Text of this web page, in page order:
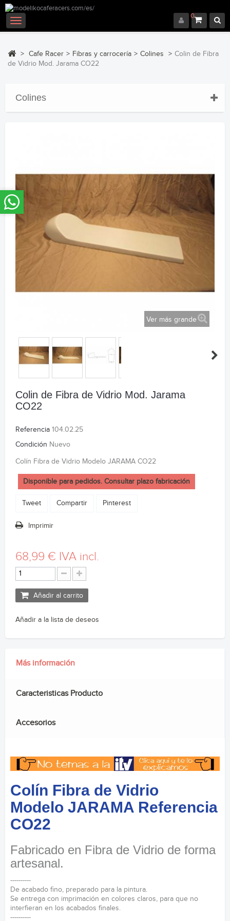
0
Navegación
Toggle
> Cafe Racer > Fibras y carrocería > Colines > Colin de Fibra
de Vidrio Mod. Jarama CO22
Colines
Ver más grande
Colin de Fibra de Vidrio Mod. Jarama
CO22
Referencia 104.02.25
Condición Nuevo
Colín Fibra de Vidrio Modelo JARAMA CO22
Disponible para pedidos. Consultar plazo fabricación
Tweet Compartir Pinterest
Imprimir
68,99 € IVA incl.
Añadir al carrito
Añadir a la lista de deseos
Más información
Caracteristicas Producto
Accesorios
Colín Fibra de Vidrio
Modelo JARAMA Referencia
CO22
Fabricado en Fibra de Vidrio de forma
artesanal.
----------
De acabado fino, preparado para la pintura.
Se entrega con imprimación en colores claros, para que no
interfieran en los acabados finales.
----------